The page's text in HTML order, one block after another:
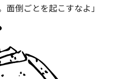
面倒ごとを起こすなよ」